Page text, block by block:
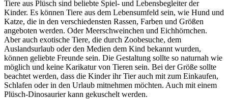
Tiere aus Plüsch sind beliebte Spiel- und Lebensbegleiter der
Kinder. Es können Tiere aus dem Lebensumfeld sein, wie Hund und
Katze, die in den verschiedensten Rassen, Farben und Größen
angeboten werden. Oder Meerschweinchen und Eichhörnchen.
Aber auch exotische Tiere, die durch Zoobesuche, dem
Auslandsurlaub oder den Medien dem Kind bekannt wurden,
können geliebte Freunde sein. Die Gestaltung sollte so naturnah wie
möglich und keine Karikatur von Tieren sein. Bei der Größe sollte
beachtet werden, dass die Kinder ihr Tier auch mit zum Einkaufen,
Schlafen oder in den Urlaub mitnehmen möchten. Auch mit einem
Plüsch-Dinosaurier kann gekuschelt werden.